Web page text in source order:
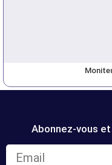
Abonnez-vous